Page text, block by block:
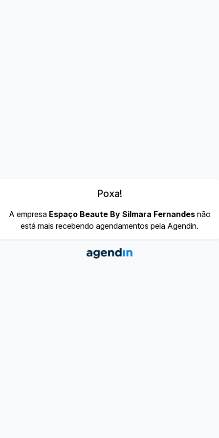
Poxa!
A empresa Espaço Beaute By Silmara Fernandesnão
está mais recebendo agendamentos pela Agendin.